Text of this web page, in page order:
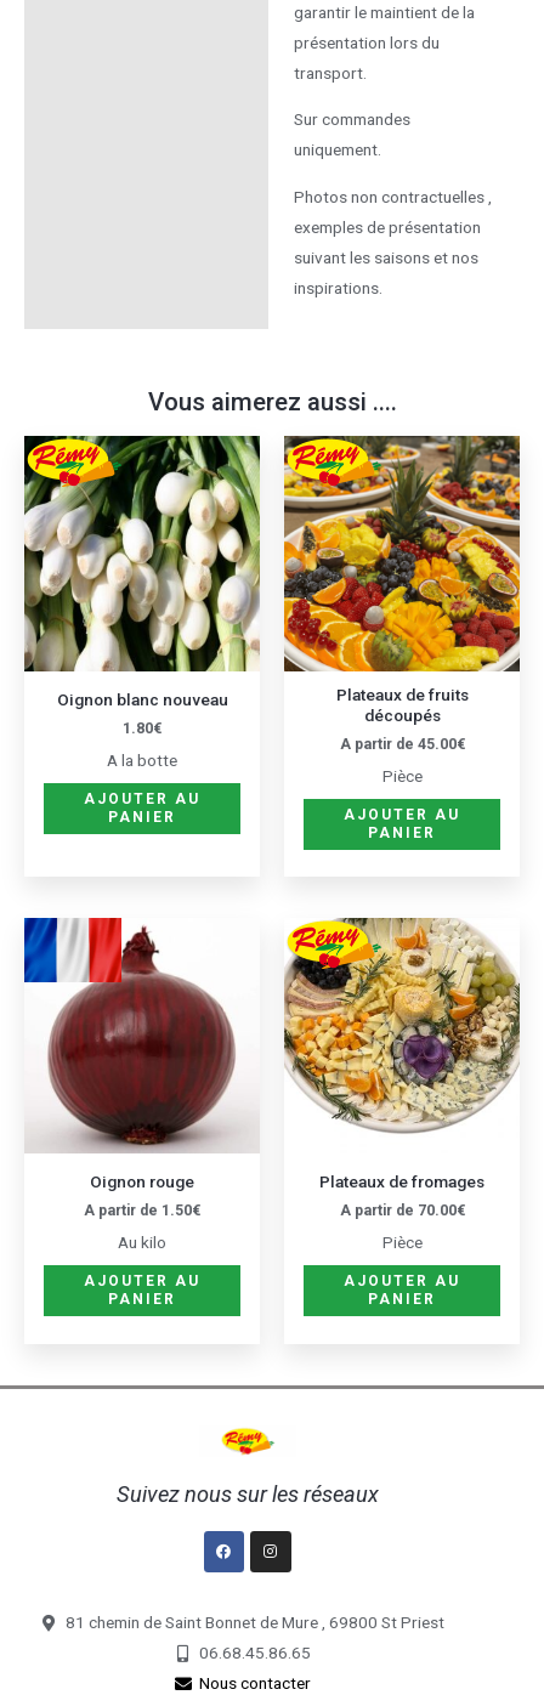
garantir le maintient de la
présentation lors du
transport.
Sur commandes
uniquement.
Photos non contractuelles ,
exemples de présentation
suivant les saisons et nos
inspirations.
Vous aimerez aussi ....
Oignon blanc nouveau
1.80€
A la botte
AJOUTER AU
PANIER
Plateaux de fruits
découpés
A partir de 45.00€
Pièce
AJOUTER AU
PANIER
Ce
a
Les
Oignon rouge
A partir de 1.50€
Au kilo
AJOUTER AU
PANIER
produit
plusieurs
variations.
la
Plateaux de fromages
A partir de 70.00€
Pièce
AJOUTER AU
PANIER
a
Les
la
Suivez nous sur les réseaux
FacebookInstagram
81 chemin de Saint Bonnet de Mure , 69800 St Priest
06.68.45.86.65
Nous contacter